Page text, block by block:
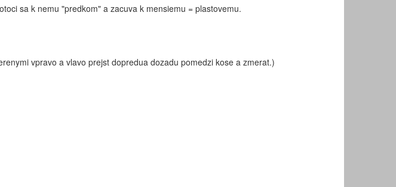
sa k nemu "predkom" a zacuva k mensiemu = plastovemu.
vpravo a vlavo prejst dopredua dozadu pomedzi kose a zmerat.)